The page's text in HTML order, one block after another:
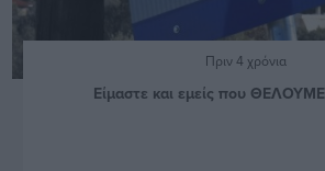
Πριν 4 χρόνια
Είμαστε και εμείς που